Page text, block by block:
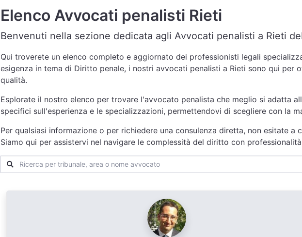
Elenco Avvocati penalisti Rieti
Benvenuti nella sezione dedicata agli Avvocati penalisti a Rieti
Qui troverete un elenco completo e aggiornato dei professionisti legali
esigenza in tema di Diritto penale, i nostri avvocati penalisti a Rieti sono qui per
qualità.
Esplorate il nostro elenco per trovare l'avvocato penalista che meglio si adatta
specifici sull'esperienza e le specializzazioni, permettendovi di scegliere con la
Per qualsiasi informazione o per richiedere una consulenza diretta, non esitate
Siamo qui per assistervi nel navigare le complessità del diritto con